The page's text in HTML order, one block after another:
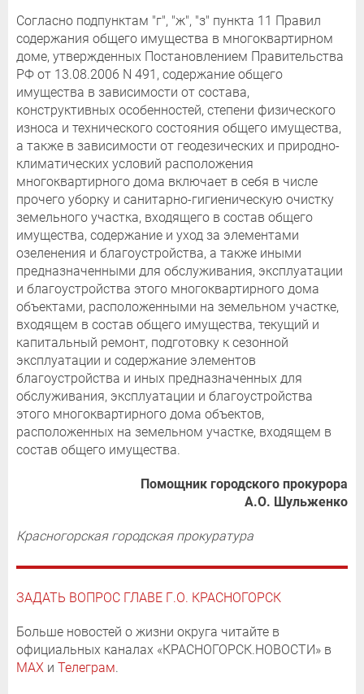
Согласно подпунктам "г", "ж", "з" пункта 11 Правил
содержания общего имущества в многоквартирном
доме, утвержденных Постановлением Правительства
РФ от 13.08.2006 N 491, содержание общего
имущества в зависимости от состава,
конструктивных особенностей, степени физического
износа и технического состояния общего имущества,
а также в зависимости от геодезических и природно-
климатических условий расположения
многоквартирного дома включает в себя в числе
прочего уборку и санитарно-гигиеническую очистку
земельного участка, входящего в состав общего
имущества, содержание и уход за элементами
озеленения и благоустройства, а также иными
предназначенными для обслуживания, эксплуатации
и благоустройства этого многоквартирного дома
объектами, расположенными на земельном участке,
входящем в состав общего имущества, текущий и
капитальный ремонт, подготовку к сезонной
эксплуатации и содержание элементов
благоустройства и иных предназначенных для
обслуживания, эксплуатации и благоустройства
этого многоквартирного дома объектов,
расположенных на земельном участке, входящем в
состав общего имущества.
Помощник городского прокурора
А.О. Шульженко
Красногорская городская прокуратура
ЗАДАТЬ ВОПРОС ГЛАВЕ Г.О. КРАСНОГОРСК
Больше новостей о жизни округа читайте в
официальных каналах «КРАСНОГОРСК.НОВОСТИ» в
MAX и Телеграм.